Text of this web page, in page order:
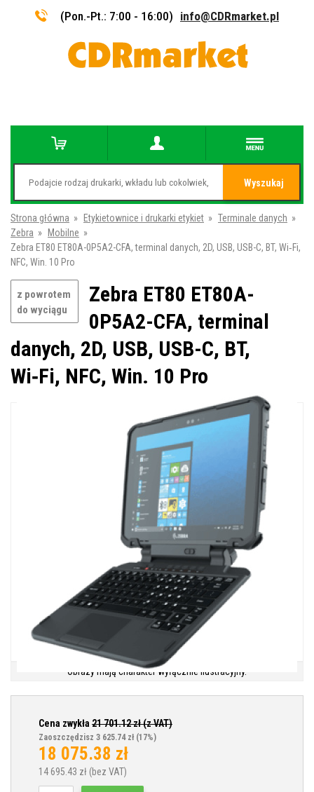
(Pon.-Pt.: 7:00 - 16:00) info@CDRmarket.pl
Wyszukaj
Strona główna » Etykietownice i drukarki etykiet » Terminale danych »
Zebra » Mobilne »
Zebra ET80 ET80A-0P5A2-CFA, terminal danych, 2D, USB, USB-C, BT, Wi‑Fi,
NFC, Win. 10 Pro
z powrotem
do wyciągu
Zebra ET80 ET80A-
0P5A2-CFA, terminal
danych, 2D, USB, USB-C, BT,
Wi‑Fi, NFC, Win. 10 Pro
Obrazy mają charakter wyłącznie ilustracyjny.
Cena zwykła 21 701.12zł (z VAT)
Zaoszczędzisz 3 625.74 zł (17%)
18 075.38 zł
14 695.43 zł (bez VAT)